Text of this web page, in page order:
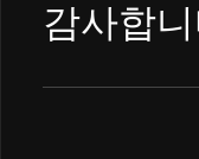
감사합